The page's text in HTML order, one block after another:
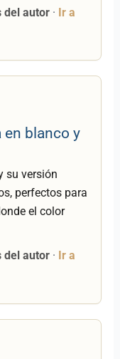
del autor· Ir a
blanco y
su versión
perfectos para
el color
del autor· Ir a